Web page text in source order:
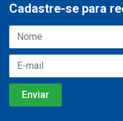
Cadastre-se para